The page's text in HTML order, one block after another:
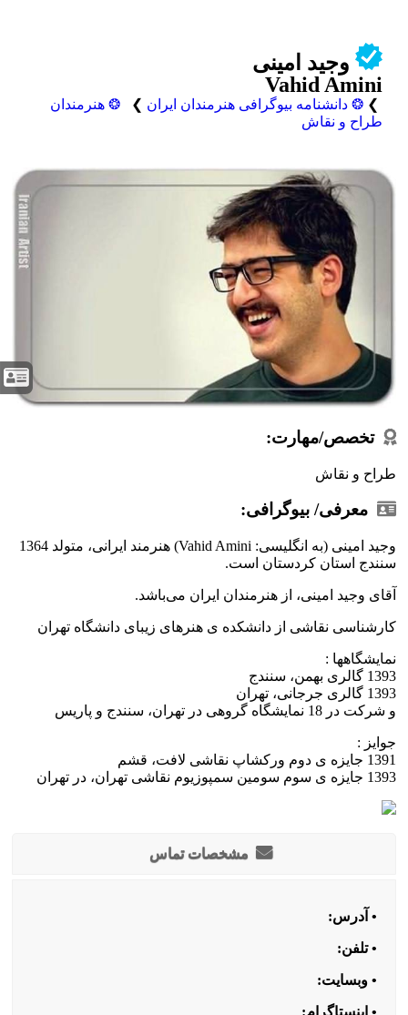
وجید امینی
Vahid Amini
❯ ❂ دانشنامه بیوگرافی هنرمندان ایران ❯
❂ هنرمندان
طراح و نقاش
تخصص/مهارت:
طراح و نقاش
معرفی/ بیوگرافی:
وجید امینی (به انگلیسی: Vahid Amini) هنرمند ایرانی، متولد 1364
سنندج استان کردستان است.
آقای وجید امینی، از هنرمندان ایران می‌باشد.
کارشناسی نقاشی از دانشکده ی هنرهای زیبای دانشگاه تهران
نمایشگاهها :
1393 گالری بهمن، سنندج
1393 گالری جرجانی، تهران
و شرکت در 18 نمایشگاه گروهی در تهران، سنندج و پاریس
جوایز :
1391 جایزه ی دوم ورکشاپ نقاشی لافت، قشم
1393 جایزه ی سوم سومین سمپوزیوم نقاشی تهران، در تهران
مشخصات تماس
• آدرس:
• تلفن:
• وبسایت:
• اینستاگرام: